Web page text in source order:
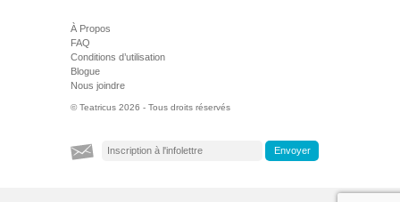
À Propos
FAQ
Conditions d’utilisation
Blogue
Nous joindre
© Teatricus 2026 - Tous droits réservés